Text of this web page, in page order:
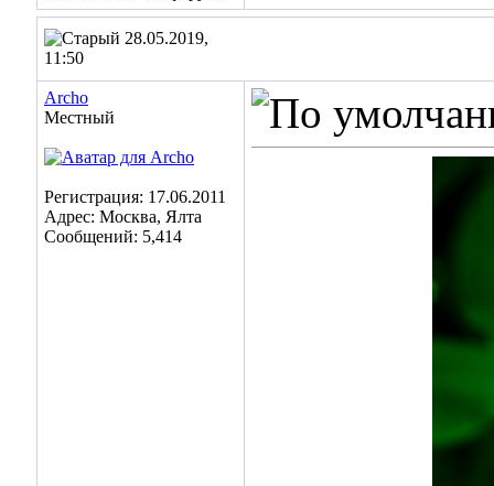
28.05.2019,
11:50
Archo
Местный
Регистрация: 17.06.2011
Адрес: Москва, Ялта
Сообщений: 5,414